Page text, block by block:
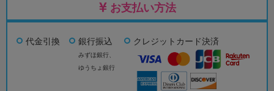
お支払い方法
代金引換 銀行振込
みずほ銀行、
ゆうちょ銀行
クレジットカード決済